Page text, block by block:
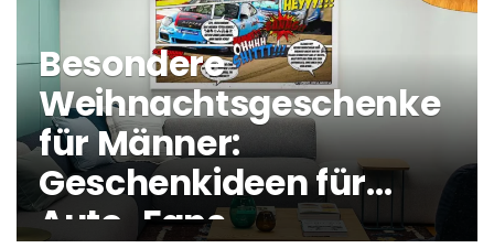
Besondere
Weihnachtsgeschenke
für Männer:
Geschenkideen für
Auto-Fans